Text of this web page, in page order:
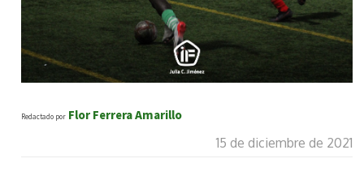
Redactado por Flor Ferrera Amarillo
15 de diciembre de 2021